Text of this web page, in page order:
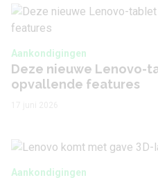
Aankondigingen
Deze nieuwe Lenovo-
opvallende features
Aankondigingen